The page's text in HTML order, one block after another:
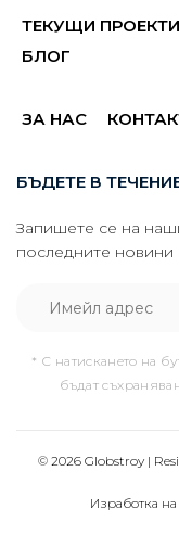
ТЕКУЩИ ПРОЕКТИ
БЛОГ
ЗА НАС
БЪДЕТЕ В
Запишете се на
последните новини
* С натискането на
бъдат
© 2026 Globstroy |
Изработка на